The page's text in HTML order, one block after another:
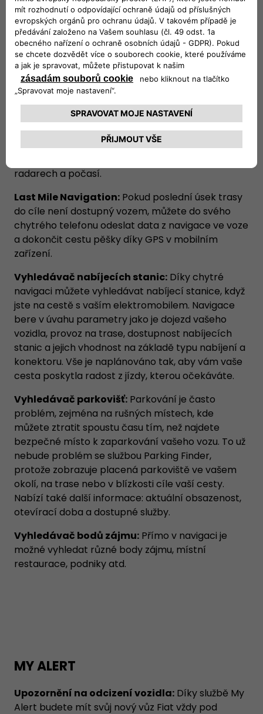
systému vozidla přes mobilní aplikaci Fiat.
Informace mohou být do navigace zaslány i
prostřednictvím aplikací třetích stran (Google
Maps, Tripadvisor atd.). Dojet do požadované
destinace nebylo nikdy snazší díky spolehlivému
propojení vašeho vozu a smartphonu!
Inteligentní navigování:Pokročilý navigační
systém Fiat vás dovede do cíle vždy tou
nejspolehlivější cestou, protože jsou v něm
integrovány informace v reálném čase o hustotě
radarech a počasí.
Last Mile Navigation: Pokud poslední úsek trasy
do cíle není dostupný vozem, můžete do svého
chytrého telefonu odeslat data z navigace ve voze
a dokončit cestu pěšky díky GPS v mobilním
zařízení.
Vyhledávač nabíjecích stanic: Díky chytré
navigaci můžete vyhledávat nabíjecí stanice, když
jste na cestě s vaším elektromobilem. Navigace
bere v úvahu parametry jako je dojezd vašeho
vozidla, provoz na trase, dostupnost nabíjecích
stanic a jejich vhodnost na základě typu nabíjení a
konektoru. Vše je naplánováno tak, aby vám vaše
cesta poskytla radost z jízdy, kterou očekáváte.
Vyhledávač parkovišť: Parkování je často
problém, zejména na rušných místech, kde
můžete ztratit spoustu času tím, než najdete
bezpečné místo k zaparkování vašeho vozu. To už
nebude problém se službou Parking Finder,
protože zobrazuje placená parkoviště ve vašem
okolí, na trase nebo v blízkosti cíle vaší cesty.
Nabízí také další informace: aktuální obsazenost,
otevírací doba a dostupné služby.
Vyhledávač bodů zájmu: Přímo v navigaci je
možné vyhledat různé body zájmu, místní
restaurace, podniky atd.
MY ALERT
Upozornění na odcizení vozidla: Díky službě My
Alert budete mít svůj nový vůz Fiat vždy pod